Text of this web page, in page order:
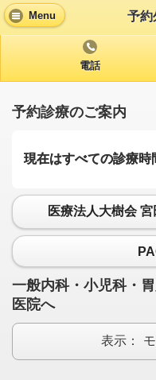
Menu 予約
電話
予約診療のご案内
現在はすべての診療
医療法人大樹会
一般内科・小児科・
医院へ
表示：